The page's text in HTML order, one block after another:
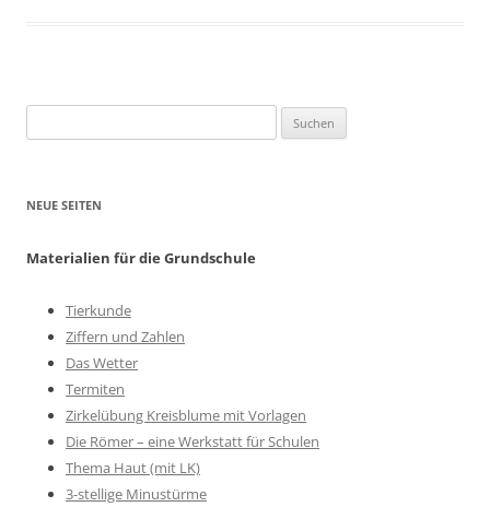
nach:
NEUE SEITEN
Materialien für die Grundschule
Tierkunde
Ziffern und Zahlen
Das Wetter
Termiten
Zirkelübung Kreisblume mit Vorlagen
Die Römer – eine Werkstatt für Schulen
Thema Haut (mit LK)
3-stellige Minustürme